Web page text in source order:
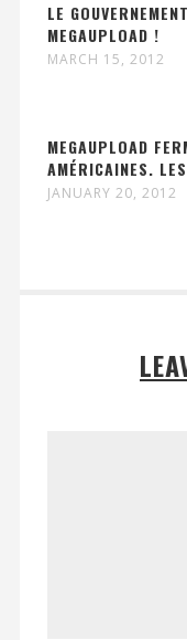
LE
MEGAUPLOAD !
MARCH 15, 2012
MEGAUPLOAD
AMÉRICAINES.
JANUARY 20, 2012